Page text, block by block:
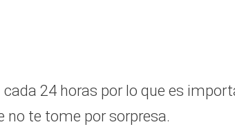
cada 24 horas por lo que es
no te tome por sorpresa.